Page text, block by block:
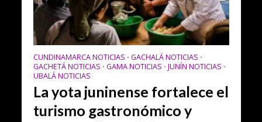
CUNDINAMARCA NOTICIAS • GACHALÁ NOTICIAS •
GACHETÁ NOTICIAS • GAMA NOTICIAS • JUNÍN NOTICIAS •
UBALÁ NOTICIAS
La yota juninense fortalece el
turismo gastronómico y